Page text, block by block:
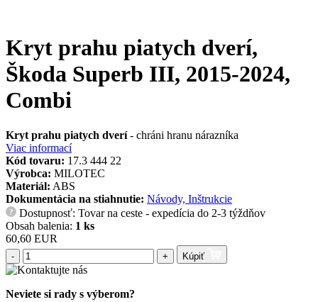
Kryt prahu piatych dverí,
Škoda Superb III, 2015-2024,
Combi
Kryt prahu piatych dverí- chráni hranu nárazníka
Viac informací
Kód tovaru: 17.3 444 22
Výrobca: MILOTEC
Materiál: ABS
Dokumentácia na stiahnutie: Návody, Inštrukcie
?
Dostupnosť: Tovar na ceste - expedícia do 2-3 týždňov
Obsah balenia: 1 ks
60,60 EUR
- + Kúpiť
Neviete si rady s výberom?